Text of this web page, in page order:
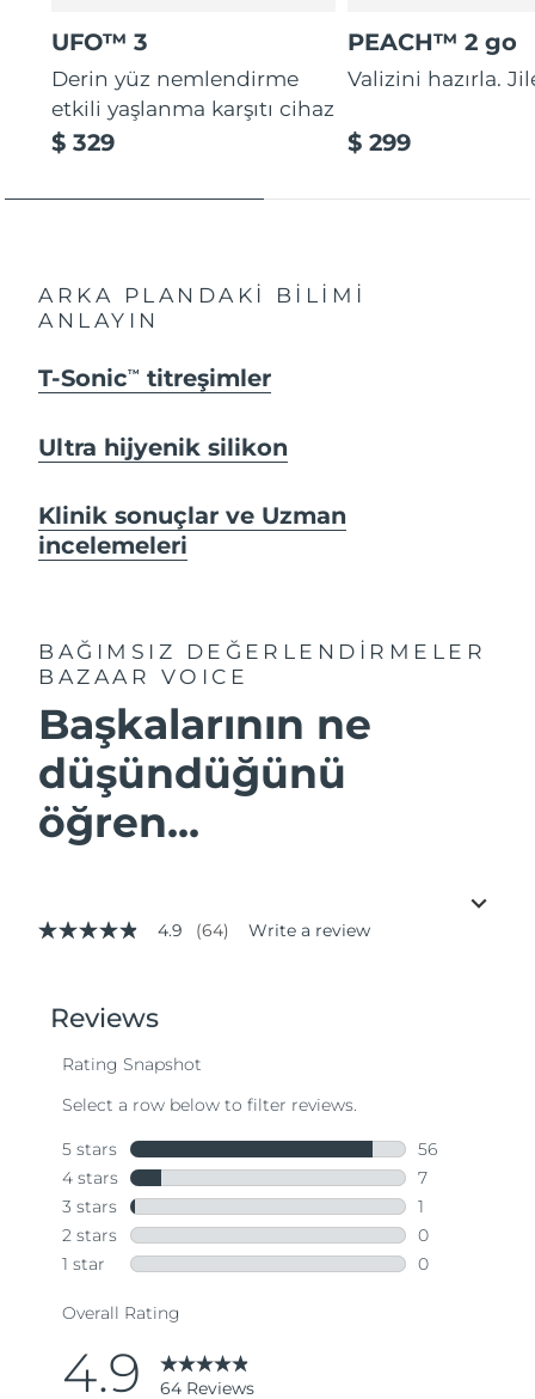
UFO™ 3
Derin yüz nemlendirme
etkili yaşlanma karşıtı cihaz
$ 329
PEACH™ 2 go
Valizini hazırla.
$ 299
ARKA PLANDAKİ BİLİMİ
ANLAYIN
T-SonicTM titreşimler
Ultra hijyenik silikon
Klinik sonuçlar ve Uzman
incelemeleri
BAĞIMSIZ DEĞERLENDİRMELER
BAZAAR VOICE
Başkalarının ne
düşündüğünü
öğren...
4.9
stars,
average
value.
Same
page
link.
4.9 (64) Write a review